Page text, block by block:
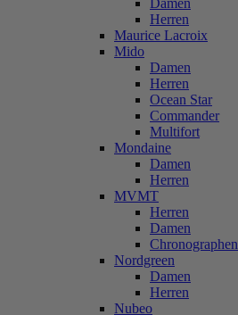
Damen
Herren
Maurice Lacroix
Mido
Damen
Herren
Ocean Star
Commander
Multifort
Mondaine
Damen
Herren
MVMT
Herren
Damen
Chronographen
Nordgreen
Damen
Herren
Nubeo